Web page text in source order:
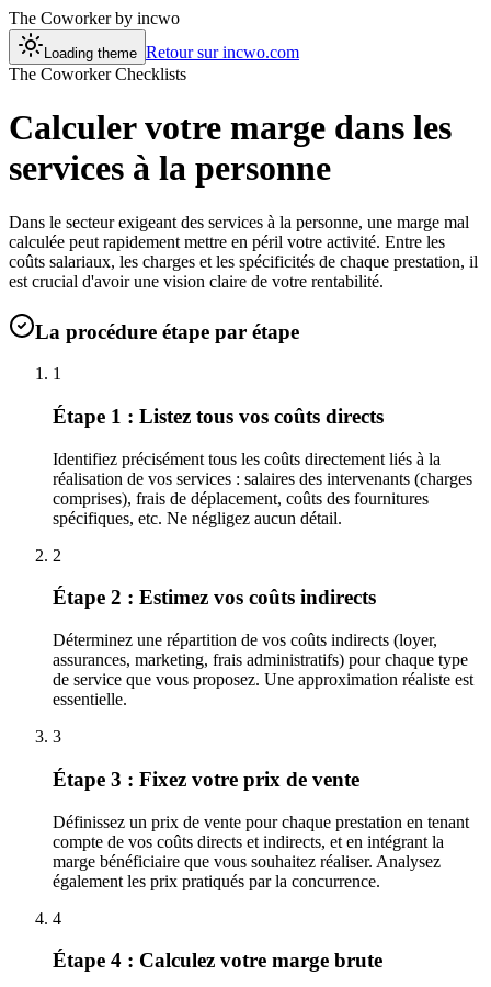
The Coworkerby incwo
Loading theme Retour sur incwo.com
The Coworker Checklists
Calculer votre marge dans les
services à la personne
Dans le secteur exigeant des services à la personne, une marge mal
calculée peut rapidement mettre en péril votre activité. Entre les
coûts salariaux, les charges et les spécificités de chaque prestation, il
est crucial d'avoir une vision claire de votre rentabilité.
La procédure étape par étape
1
Étape 1 : Listez tous vos coûts directs
Identifiez précisément tous les coûts directement liés à la
réalisation de vos services : salaires des intervenants (charges
comprises), frais de déplacement, coûts des fournitures
spécifiques, etc. Ne négligez aucun détail.
2
Étape 2 : Estimez vos coûts indirects
Déterminez une répartition de vos coûts indirects (loyer,
assurances, marketing, frais administratifs) pour chaque type
de service que vous proposez. Une approximation réaliste est
essentielle.
3
Étape 3 : Fixez votre prix de vente
Définissez un prix de vente pour chaque prestation en tenant
compte de vos coûts directs et indirects, et en intégrant la
marge bénéficiaire que vous souhaitez réaliser. Analysez
également les prix pratiqués par la concurrence.
4
Étape 4 : Calculez votre marge brute